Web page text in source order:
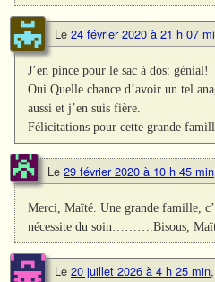
Le 24 février 2020 à 21 h 07
J’en pince pour le sac à dos: génial!
Oui Quelle chance d’avoir un tel
aussi et j’en suis fière.
Félicitations pour cette grande
Le 29 février 2020 à 10 h 45 min
Merci, Maïté. Une grande famille,
nécessite du soin……….Bisous,
Le 20 juillet 2026 à 4 h 25 min,